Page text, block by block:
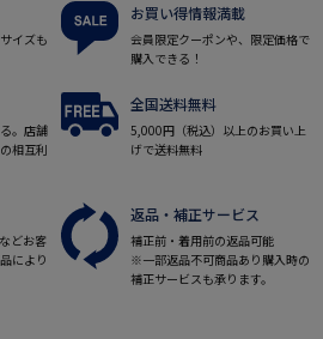
イズも
お買い得情報満載
会員限定クーポンや、限定価格で
購入できる！
。店舗
相互利
全国送料無料
5,000円（税込）以上のお買い上
げで送料無料
どお客
により
返品・補正サービス
補正前・着用前の返品可能
※一部返品不可商品あり購入時の
補正サービスも承ります。